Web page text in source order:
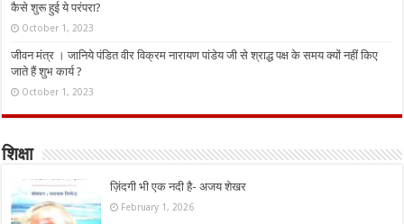
कैसे शुरू हुई ये परंपरा?
October 1, 2023
जीवन मंत्र । जानिये पंडित वीर विक्रम नारायण पांडेय जी से श्राद्ध पक्ष के समय क्यों नहीं किए
जाते हैं शुभ कार्य ?
October 1, 2023
शिक्षा
ज़िंदगी भी एक नदी है- अजय शेखर
February 1, 2026